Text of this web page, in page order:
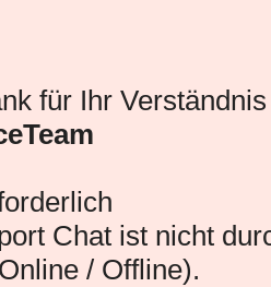
für Ihr
Chat ist nicht
/ Offline).